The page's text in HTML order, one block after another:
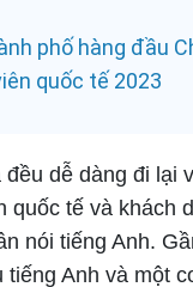
phố hàng đầu
quốc tế 2023
đều dễ dàng đi lại
quốc tế và khách
nói tiếng Anh.
Anh và một